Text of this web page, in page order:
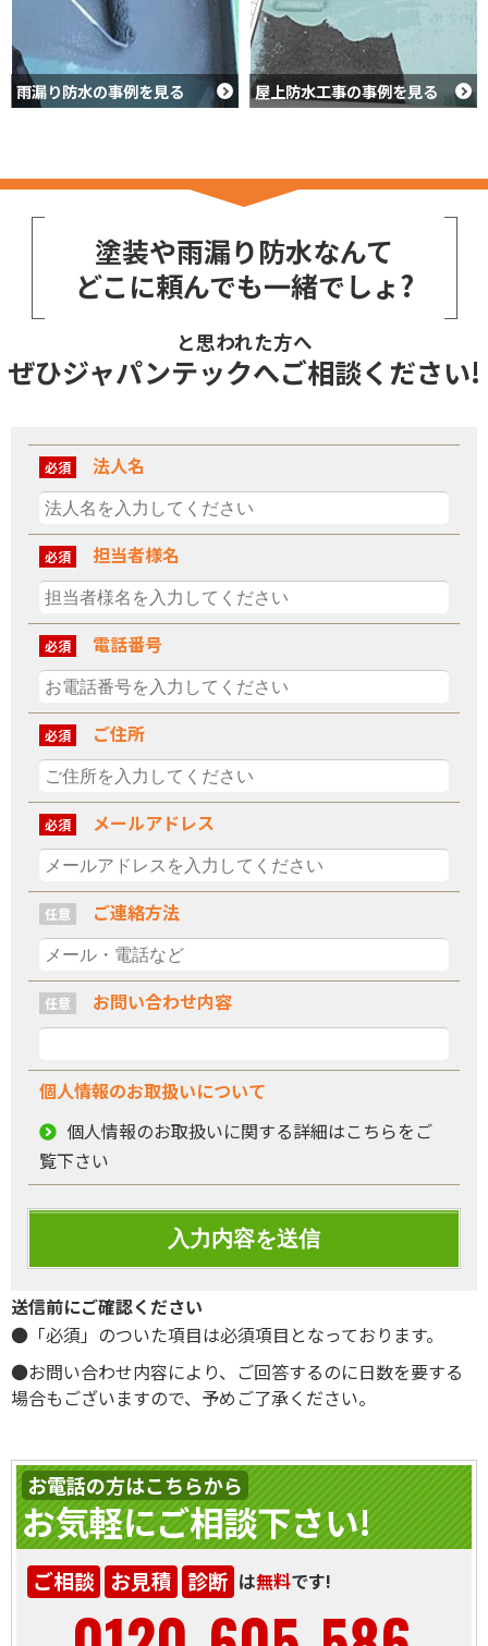
雨漏り防水の事例を見る 屋上防水工事の事例を見る
塗装や雨漏り防水なんて
どこに頼んでも一緒でしょ?
と思われた方へ
ぜひジャパンテックへご相談ください!
法人名
必須
担当者様名
必須
電話番号
必須
ご住所
必須
メールアドレス
必須
ご連絡方法
任意
お問い合わせ内容
任意
個人情報のお取扱いについて
個人情報のお取扱いに関する詳細はこちらをご
覧下さい
送信前にご確認ください
●「必須」のついた項目は必須項目となっております。
●お問い合わせ内容により、ご回答するのに日数を要する
場合もございますので、予めご了承ください。
お電話の方はこちらから
お気軽にご相談下さい!
ご相談 お見積 診断 は無料です!